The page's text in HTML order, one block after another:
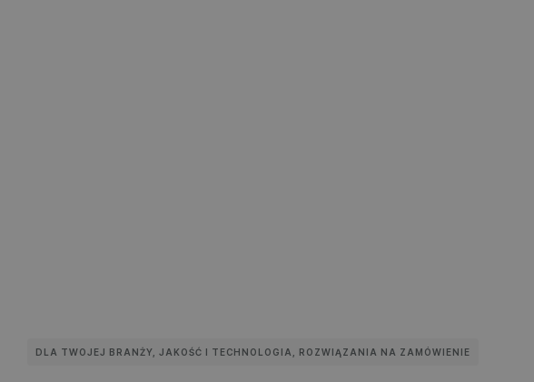
DLA TWOJEJ BRANŻY JAKOŚĆ I TECHNOLOGIA ROZWIĄZANIA NA ZAMÓWIENIE